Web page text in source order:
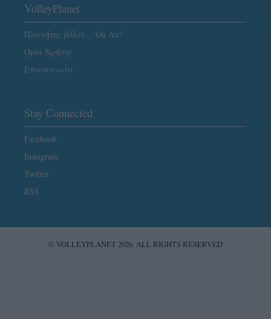
VolleyPlanet
Πλανήτης βόλεϊ… On Air!
Όροι Χρήσης
Επικοινωνία
Stay Connected
Facebook
Instagram
Twitter
RSS
© VOLLEYPLANET 2026. ALL RIGHTS RESERVED